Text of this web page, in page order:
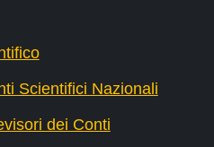
Scientifici Nazionali
dei Conti